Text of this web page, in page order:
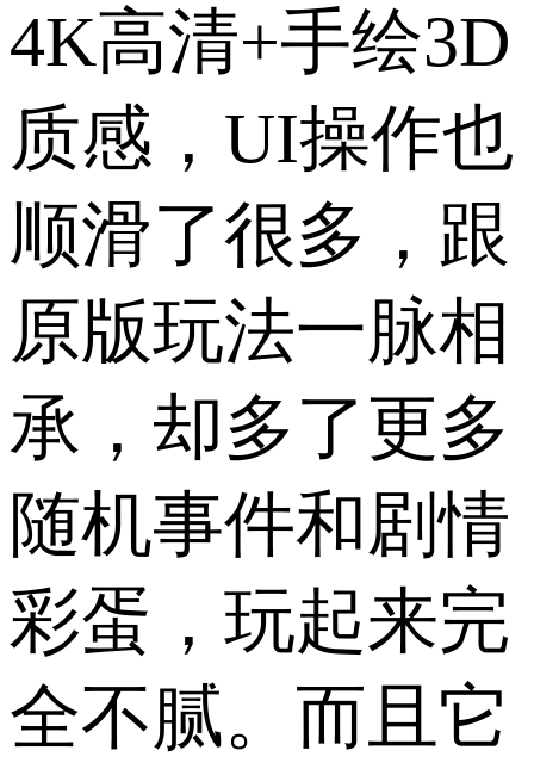
4K高清+手绘3D
质感，UI操作也
顺滑了很多，跟
原版玩法一脉相
承，却多了更多
随机事件和剧情
彩蛋，玩起来完
全不腻。而且它